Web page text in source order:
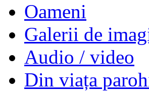
Oameni
Galerii de
Audio / video
Din viața